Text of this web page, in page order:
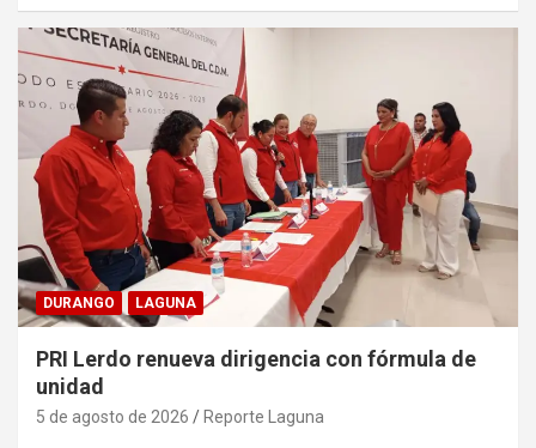
DURANGO LAGUNA
PRI Lerdo renueva dirigencia con fórmula de
unidad
5 de agosto de 2026 Reporte Laguna